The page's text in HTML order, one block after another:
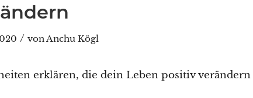
/ vonAnchu Kögl
erklären, die dein Leben positiv verändern